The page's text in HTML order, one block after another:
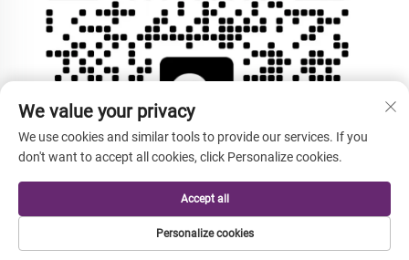
We value your privacy
We use cookies and similar tools to provide our services. If you
don't want to accept all cookies, click Personalize cookies.
Personalize cookies
Accept all